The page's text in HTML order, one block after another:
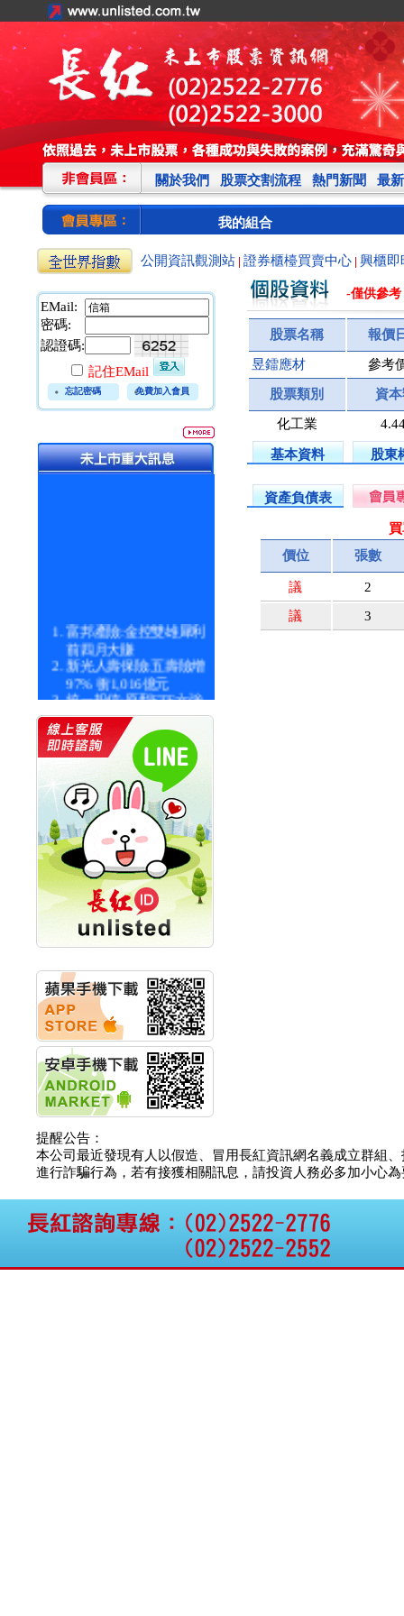
關於我們 股票交割流程 熱門新聞 最
我的組合
公開資訊觀測站 證券櫃檯買賣中心 興櫃即
EMail:
密碼:
認證碼:
記住EMail
忘記密碼 免費加入會員
富邦產險:金控雙雄犀利
前四月大賺
新光人壽保險:五壽險增
97% 衝1,016億元
統一投信:原型ETF六強
漲逾九成
統一投信:主動式ETF溢
價 被盯上
新光人壽保險:新壽Q1外
價金將達996億
宇辰系統科技:宇辰業績
創新高 啟動興櫃轉上櫃
計畫
明緯企業:明緯永續科技
競賽 以電源驅動善的力
量
秀育企業:秀育SHO-U儲
能系統 獲國內首張CNS
認證
聯博投信:聯博00404A
從容擁抱台股主流
華旭先進:代重要子公司
碩通散熱股份有限公司
公告董事會通過發言人
及代理發
華旭先進:代重要子公司
碩通散熱股份有限公司
公告董事會決議發行員
工認股權
碩通散熱股份有限公司
公告董事會追認113年
向關係
碩通散熱股份有限公司
公告向關係人取得使用
仁新醫藥:代重要子公司
-僅供參考
股票名稱 報價
昱鐳應材 參考
股票類別 資
化工業
基本資料 股東
資產負債表
價位
張數
議
2
議
3
提醒公告：
本公司最近發現有人以假造、冒用長紅資訊網名義成立群組
進行詐騙行為，若有接獲相關訊息，請投資人務必多加小心